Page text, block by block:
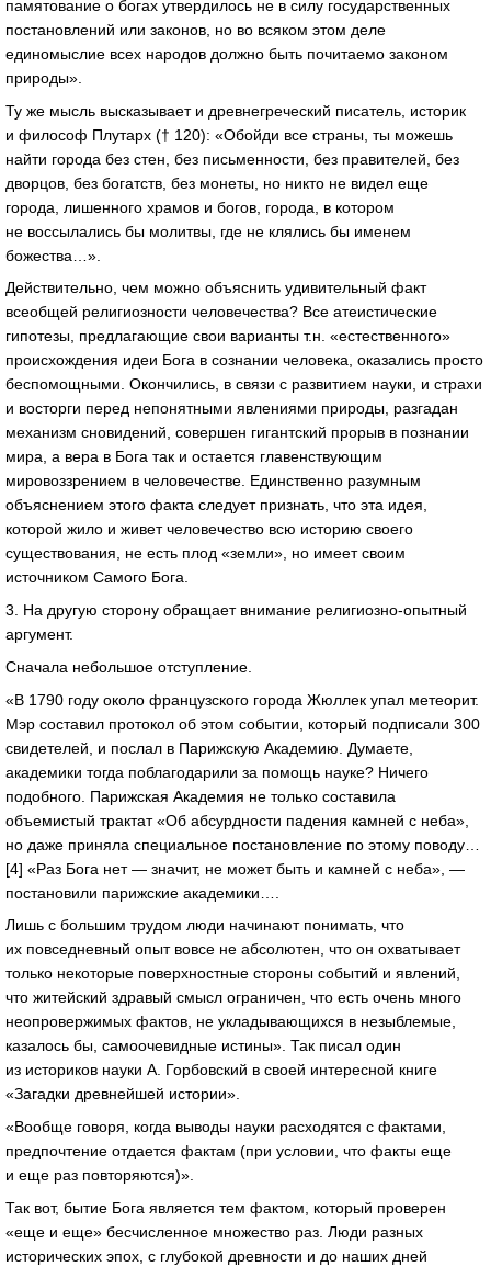
памятование о богах утвердилось не в силу государственных
постановлений или законов, но во всяком этом деле
единомыслие всех народов должно быть почитаемо законом
природы».
Ту же мысль высказывает и древнегреческий писатель, историк
и философ Плутарх († 120): «Обойди все страны, ты можешь
найти города без стен, без письменности, без правителей, без
дворцов, без богатств, без монеты, но никто не видел еще
города, лишенного храмов и богов, города, в котором
не воссылались бы молитвы, где не клялись бы именем
божества…».
Действительно, чем можно объяснить удивительный факт
всеобщей религиозности человечества? Все атеистические
гипотезы, предлагающие свои варианты т.н. «естественного»
происхождения идеи Бога в сознании человека, оказались просто
беспомощными. Окончились, в связи с развитием науки, и страхи
и восторги перед непонятными явлениями природы, разгадан
механизм сновидений, совершен гигантский прорыв в познании
мира, а вера в Бога так и остается главенствующим
мировоззрением в человечестве. Единственно разумным
объяснением этого факта следует признать, что эта идея,
которой жило и живет человечество всю историю своего
существования, не есть плод «земли», но имеет своим
источником Самого Бога.
3. На другую сторону обращает внимание религиозно-опытный
аргумент.
Сначала небольшое отступление.
«В 1790 году около французского города Жюллек упал метеорит.
Мэр составил протокол об этом событии, который подписали 300
свидетелей, и послал в Парижскую Академию. Думаете,
академики тогда поблагодарили за помощь науке? Ничего
подобного. Парижская Академия не только составила
объемистый трактат «Об абсурдности падения камней с неба»,
но даже приняла специальное постановление по этому поводу…
[4] «Раз Бога нет — значит, не может быть и камней с неба», —
постановили парижские академики….
Лишь с большим трудом люди начинают понимать, что
их повседневный опыт вовсе не абсолютен, что он охватывает
только некоторые поверхностные стороны событий и явлений,
что житейский здравый смысл ограничен, что есть очень много
неопровержимых фактов, не укладывающихся в незыблемые,
казалось бы, самоочевидные истины». Так писал один
из историков науки А. Горбовский в своей интересной книге
«Загадки древнейшей истории».
«Вообще говоря, когда выводы науки расходятся с фактами,
предпочтение отдается фактам (при условии, что факты еще
и еще раз повторяются)».
Так вот, бытие Бога является тем фактом, который проверен
«еще и еще» бесчисленное множество раз. Люди разных
исторических эпох, с глубокой древности и до наших дней